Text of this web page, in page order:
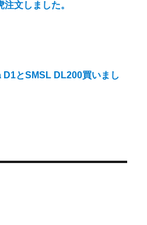
注文しました。
とSMSL DL200買いまし